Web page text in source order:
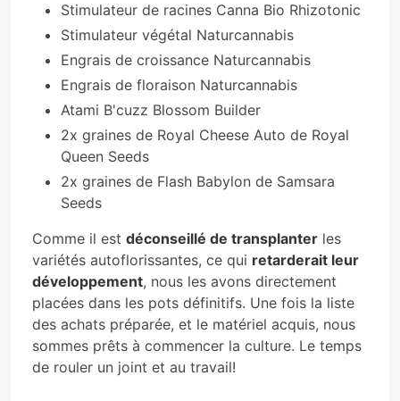
Stimulateur de racines Canna Bio Rhizotonic
Stimulateur végétal Naturcannabis
Engrais de croissance Naturcannabis
Engrais de floraison Naturcannabis
Atami B'cuzz Blossom Builder
2x graines de Royal Cheese Auto de Royal
Queen Seeds
2x graines de Flash Babylon de Samsara
Seeds
Comme il est déconseillé de transplanter les
variétés autoflorissantes, ce qui retarderait leur
développement, nous les avons directement
placées dans les pots définitifs. Une fois la liste
des achats préparée, et le matériel acquis, nous
sommes prêts à commencer la culture. Le temps
de rouler un joint et au travail!